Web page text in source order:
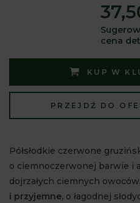
cena
KUP W
PRZEJDŹ DO
Półsłodkie czerwone
o ciemnoczerwonej barwie i
dojrzałych ciemnych
i przyjemne, o łagodnej